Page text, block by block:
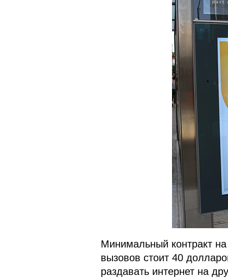
Минимальный контракт
вызовов стоит 40
раздавать интернет на